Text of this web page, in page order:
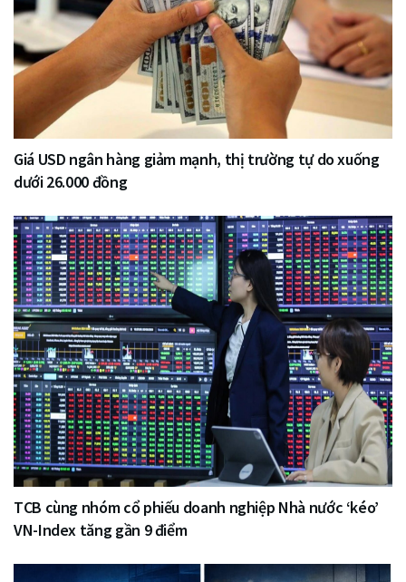
Giá USD ngân hàng giảm mạnh, thị trường tự do xuống
dưới 26.000 đồng
TCB cùng nhóm cổ phiếu doanh nghiệp Nhà nước ‘kéo’
VN-Index tăng gần 9 điểm